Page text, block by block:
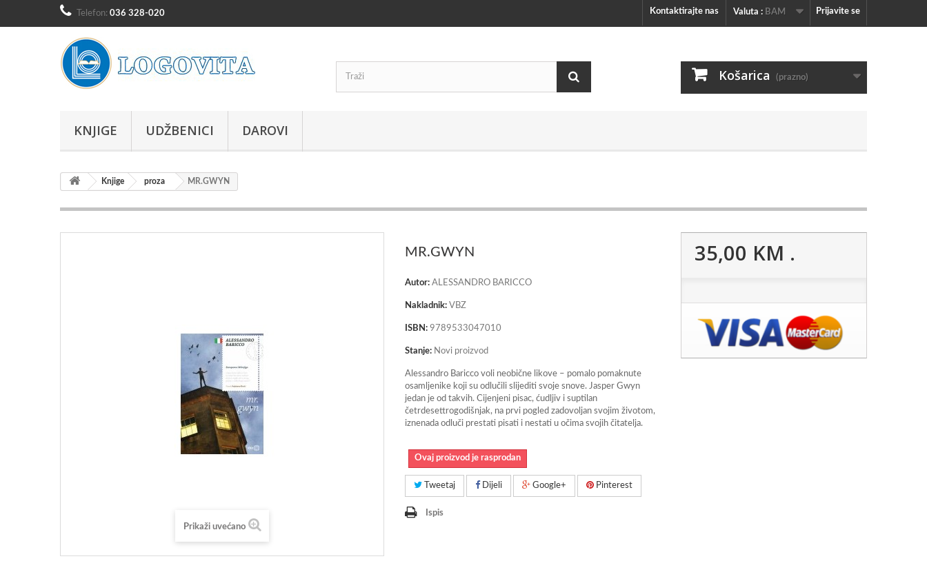
Prijavite se
Valuta : BAM
Kontaktirajte nas
Telefon: 036 328-020
Košarica (prazno)
KNJIGE UDŽBENICI DAROVI
Knjige proza MR.GWYN
Prikaži uvećano
MR.GWYN
Autor: ALESSANDRO BARICCO
Nakladnik: VBZ
ISBN: 9789533047010
Stanje: Novi proizvod
Alessandro Baricco voli neobične likove – pomalo pomaknute
osamljenike koji su odlučili slijediti svoje snove. Jasper Gwyn
jedan je od takvih. Cijenjeni pisac, ćudljiv i suptilan
četrdesettrogodišnjak, na prvi pogled zadovoljan svojim životom,
iznenada odluči prestati pisati i nestati u očima svojih čitatelja.
Ovaj proizvod je rasprodan
Tweetaj Dijeli Google+ Pinterest
Ispis
35,00 KM .